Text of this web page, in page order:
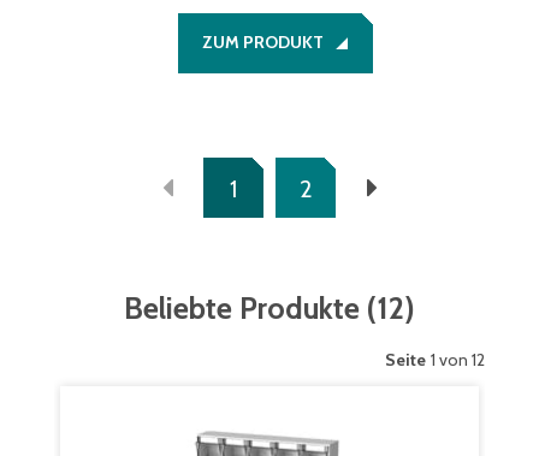
ZUM PRODUKT
1 2
Beliebte Produkte (12)
Seite 1 von 12